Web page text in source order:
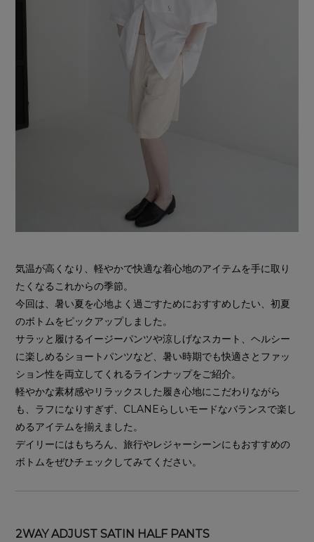
気温が高くなり、軽やかで快適な着心地のアイテムを手に取り
たくなるこれからの季節。
今回は、暑い夏を心地よく過ごすためにおすすめしたい、初夏
のボトムをピックアップしました。
サラッと履けるイージーパンツや涼しげなスカート、ヘルシー
に楽しめるショートパンツなど、暑い時期でも快適さとファッ
ション性を両立してくれるラインナップをご紹介。
軽やかな素材感やリラックスした履き心地にこだわりながら
も、ラフになりすぎず、CLANEらしいモードなバランスで楽し
めるアイテムを揃えました。
デイリーにはもちろん、旅行やレジャーシーンにもおすすめの
ボトムをぜひチェックしてみてください。
2WAY ADJUST SATIN HALF PANTS